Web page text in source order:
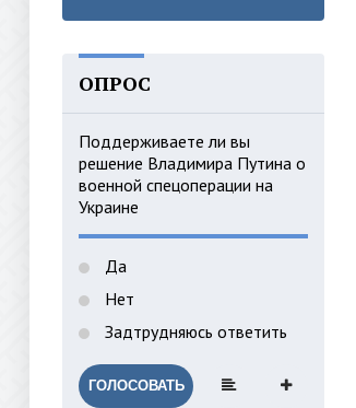
ОПРОС
Поддерживаете ли вы
решение Владимира Путина о
военной спецоперации на
Украине
Да
Нет
Задтрудняюсь ответить
ГОЛОСОВАТЬ